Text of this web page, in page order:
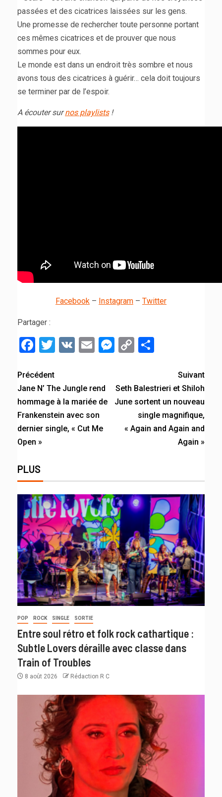
passées et des cicatrices laissées sur les gens.
Une promesse de rechercher toute personne portant
ces mêmes cicatrices et de prouver que nous
sommes pour eux.
Le monde est dans un endroit très sombre et nous
avons tous des cicatrices à guérir… cela doit toujours
se terminer par de l’espoir.
A écouter surnos playlists!
Facebook – Instagram – Twitter
Partager :
Facebook
Twitter
VK EmailMessenger
Copy
Précédent
Jane N’ The Jungle rend
hommage à la mariée de
Frankenstein avec son
dernier single, « Cut Me
Open »
Suivant
Seth Balestrieri et Shiloh
June sortent un nouveau
single magnifique,
« Again and Again and
Again »
PLUS
POP ROCK SINGLE SORTIE
Entre soul rétro et folk rock cathartique :
Subtle Lovers déraille avec classe dans
Train of Troubles
8 août 2026 Rédaction R C